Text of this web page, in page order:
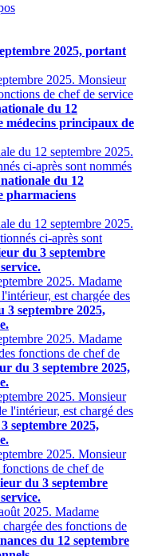
2025, portant
2025. Monsieur
de chef de service
du 12
médecins principaux de
du 12 septembre 2025.
ci-après sont nommés
du 12
pharmaciens
du 12 septembre 2025.
ci-après sont
du 3 septembre
2025. Madame
est chargée des
septembre 2025,
2025. Madame
fonctions de chef de
du 3 septembre 2025,
2025. Monsieur
l'intérieur, est chargé des
septembre 2025,
2025. Monsieur
de chef de
du 3 septembre
2025. Madame
des fonctions de
du 12 septembre